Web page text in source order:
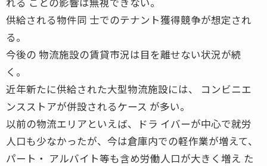
供給される物件同 士でのテナント獲得競争が想定され
る。
今後の 物流施設の賃貸市況は目を離せない状況が続
く。
近年新たに供給された大型物流施設には、 コンビニエ
ンスストアが併設されるケース が多い。
以前の物流エリアといえば、ドラ イバーが中心で就労
人口も少なかったが、今は倉庫内での軽作業が増えて、
パート・ アルバイト等も含め労働人口が大きく増え た